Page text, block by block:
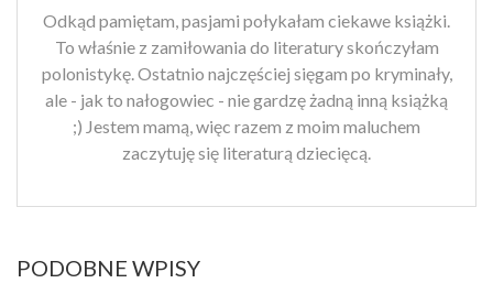
Odkąd pamiętam, pasjami połykałam ciekawe książki.
To właśnie z zamiłowania do literatury skończyłam
polonistykę. Ostatnio najczęściej sięgam po kryminały,
ale - jak to nałogowiec - nie gardzę żadną inną książką
;) Jestem mamą, więc razem z moim maluchem
zaczytuję się literaturą dziecięcą.
PODOBNE WPISY